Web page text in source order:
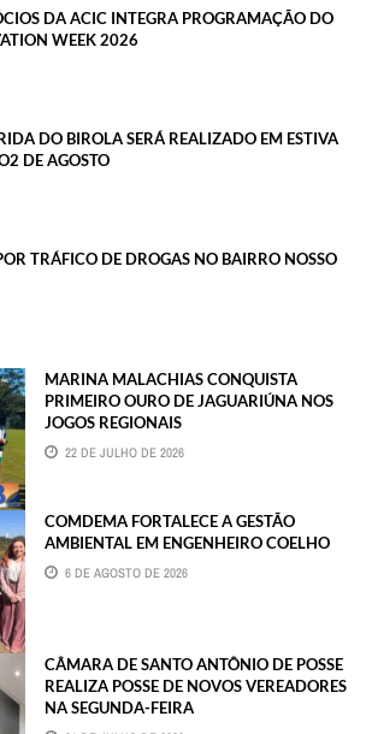
DA ACIC INTEGRA PROGRAMAÇÃO DO
WEEK 2026
DO BIROLA SERÁ REALIZADO EM ESTIVA
DE AGOSTO
TRÁFICO DE DROGAS NO BAIRRO NOSSO
MARINA MALACHIAS CONQUISTA
PRIMEIRO OURO DE JAGUARIÚNA NOS
JOGOS REGIONAIS
22 DE JULHO DE 2026
COMDEMA FORTALECE A GESTÃO
AMBIENTAL EM ENGENHEIRO COELHO
6 DE AGOSTO DE 2026
CÂMARA DE SANTO ANTÔNIO DE POSSE
REALIZA POSSE DE NOVOS VEREADORES
NA SEGUNDA-FEIRA